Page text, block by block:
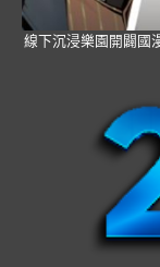
線下沉浸樂園開闢國